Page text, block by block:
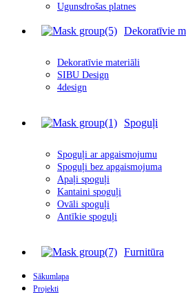
Ugunsdrošas platnes
Dekoratīvie
Dekoratīvie materiāli
SIBU Design
4design
Spoguļi
Spoguļi ar apgaismojumu
Spoguļi bez apgaismojuma
Apaļi spoguļi
Kantaini spoguļi
Ovāli spoguļi
Antīkie spoguļi
Furnitūra
Sākumlapa
Projekti